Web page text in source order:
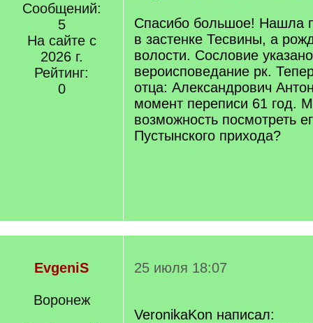
Сообщений:
5
На сайте с
2026 г.
Рейтинг:
0
Спасибо большое! Нашла
в застенке Тесвины, а
волости. Сословие
вероисповедание рк.
отца: Александрович
момент переписи 61 год.
возможность посмотреть
Пустынского прихода?
EvgeniS
Воронеж
25 июля 18:07
VeronikaKon написал: